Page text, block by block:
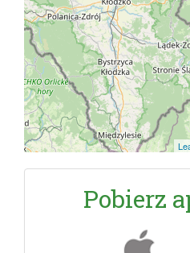
Pobierz